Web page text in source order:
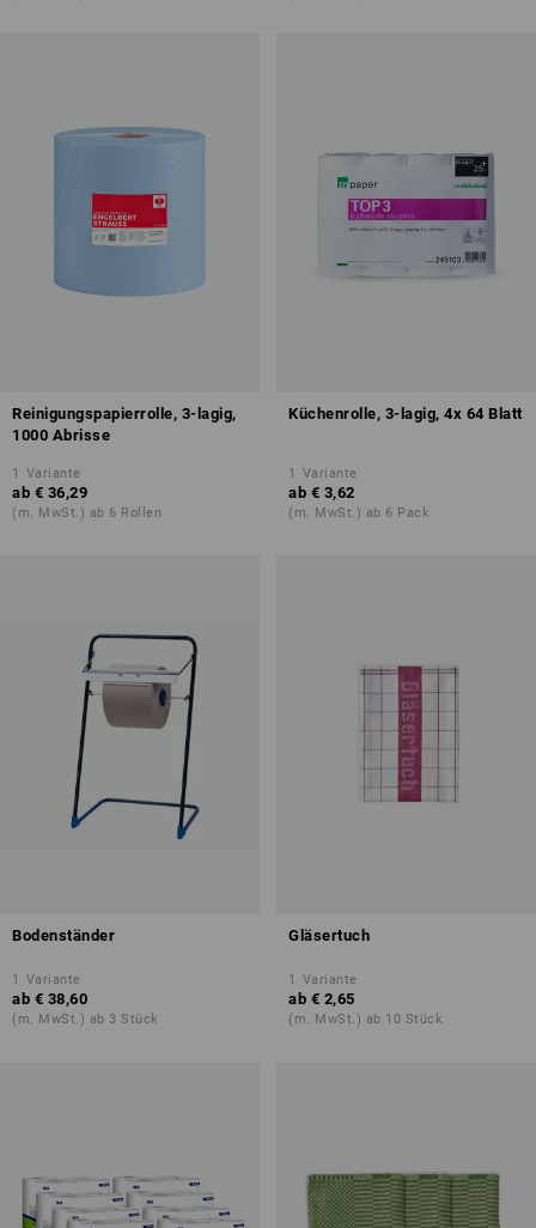
Reinigungspapierrolle, 3-lagig,
1000 Abrisse
1 Variante
ab € 36,29
(m. MwSt.) ab 6 Rollen
Küchenrolle, 3-lagig, 4x 64 Blatt
1 Variante
ab € 3,62
(m. MwSt.) ab 6 Pack
Bodenständer
1 Variante
ab € 38,60
(m. MwSt.) ab 3 Stück
Gläsertuch
1 Variante
ab € 2,65
(m. MwSt.) ab 10 Stück